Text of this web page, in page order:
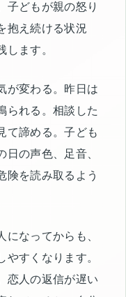
子どもが親の怒り
抱え続ける状況
します。
が変わる。昨日は
られる。相談した
て諦める。子ども
日の声色、足音、
険を読み取るよう
になってからも、
すくなります。
恋人の返信が遅い